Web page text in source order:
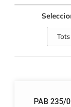
PAB 235/